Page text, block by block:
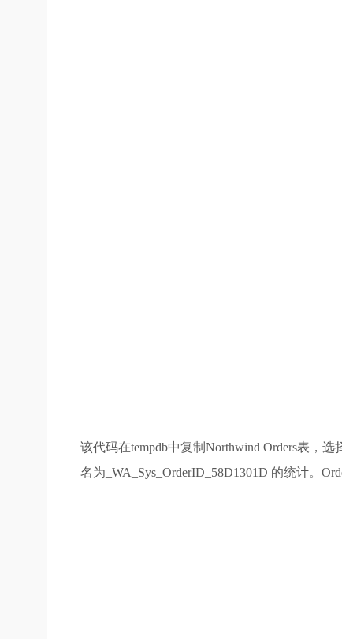
该代码在tempdb中复制Northwind Orders表，
名为_WA_Sys_OrderID_58D1301D 的统计。